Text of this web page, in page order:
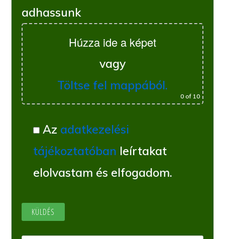
adhassunk
Húzza ide a képet
vagy
Töltse fel mappából.
0of 10
Az adatkezelési
tájékoztatóban leírtakat
elolvastam és elfogadom.